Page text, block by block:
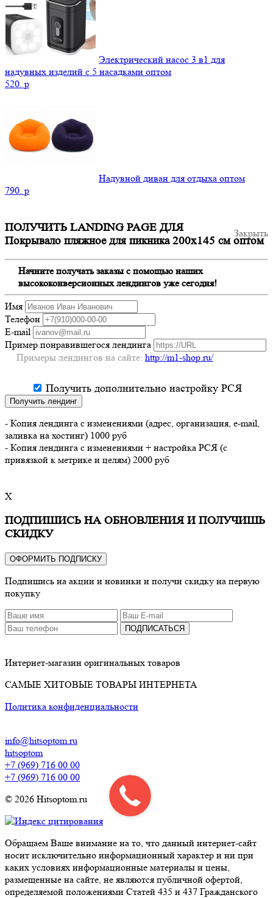
Электрический насос 3 в1 для
надувных изделий с 5 насадками оптом
520. p
Надувной диван для отдыха оптом
790. p
Закрыть
ПОЛУЧИТЬ LANDING PAGE ДЛЯ
Покрывало пляжное для пикника 200х145 см оптом
Начните получать заказы с помощью наших
высококонверсионных лендингов уже сегодня!
Имя
Телефон
E-mail
Пример понравившегося лендинга
Примеры лендингов на сайте: http://m1-shop.ru/
Получить дополнительно настройку РСЯ
Получить лендинг
- Копия лендинга с изменениями (адрес, организация, e-mail,
заливка на хостинг) 1000 руб
- Копия лендинга с изменениями + настройка РСЯ (с
привязкой к метрике и целям) 2000 руб
X
ПОДПИШИСЬ НА ОБНОВЛЕНИЯ И ПОЛУЧИШЬ
СКИДКУ
ОФОРМИТЬ ПОДПИСКУ
Подпишись на акции и новинки и получи скидку на первую
покупку
ПОДПИСАТЬСЯ
Интернет-магазин оригинальных товаров
САМЫЕ ХИТОВЫЕ ТОВАРЫ ИНТЕРНЕТА
Политика конфиденциальности
info@hitsoptom.ru
hitsoptom
+7 (969) 716 00 00
+7 (969) 716 00 00
© 2026 Hitsoptom.ru
Обращаем Ваше внимание на то, что данный интернет-сайт
носит исключительно информационный характер и ни при
каких условиях информационные материалы и цены,
размещенные на сайте, не являются публичной офертой,
определяемой положениями Статей 435 и 437 Гражданского